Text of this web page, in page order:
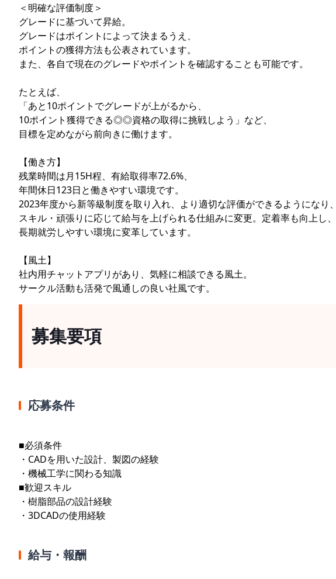
＜明確な評価制度＞
グレードに基づいて昇給。
グレードはポイントによって決まるうえ、
ポイントの獲得方法も公表されています。
また、各自で現在のグレードやポイントを確認することも可能です。
たとえば、
「あと10ポイントでグレードが上がるから、
10ポイント獲得できる◎◎資格の取得に挑戦しよう」など、
目標を定めながら前向きに働けます。
【働き方】
残業時間は月15H程、有給取得率72.6%、
年間休日123日と働きやすい環境です。
2023年度から新等級制度を取り入れ、より適切な評価ができるようになり、
スキル・頑張りに応じて給与を上げられる仕組みに変更。定着率も向上し、
長期就労しやすい環境に変革しています。
【風土】
社内用チャットアプリがあり、気軽に相談できる風土。
サークル活動も活発で風通しの良い社風です。
募集要項
応募条件
■必須条件
・CADを用いた設計、製図の経験
・機械工学に関わる知識
■歓迎スキル
・樹脂部品の設計経験
・3DCADの使用経験
給与・報酬